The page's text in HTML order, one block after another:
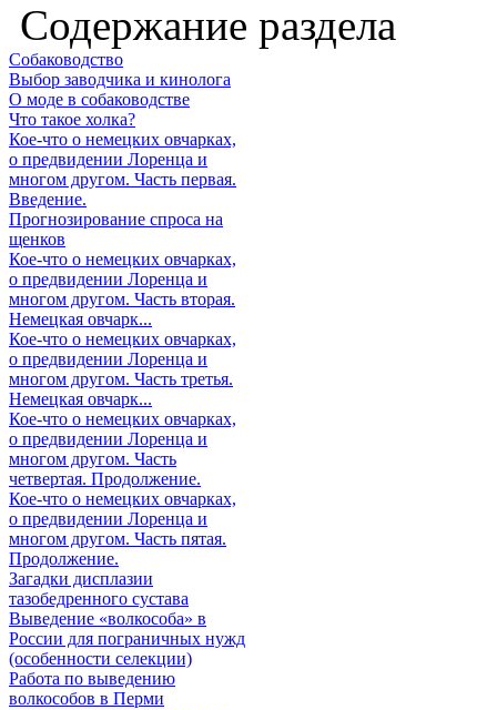
Содержание раздела
Собаководство
Выбор заводчика и кинолога
О моде в собаководстве
Что такое холка?
Кое-что о немецких овчарках,
о предвидении Лоренца и
многом другом. Часть первая.
Введение.
Прогнозирование спроса на
щенков
Кое-что о немецких овчарках,
о предвидении Лоренца и
многом другом. Часть вторая.
Немецкая овчарк...
Кое-что о немецких овчарках,
о предвидении Лоренца и
многом другом. Часть третья.
Немецкая овчарк...
Кое-что о немецких овчарках,
о предвидении Лоренца и
многом другом. Часть
четвертая. Продолжение.
Кое-что о немецких овчарках,
о предвидении Лоренца и
многом другом. Часть пятая.
Продолжение.
Загадки дисплазии
тазобедренного сустава
Выведение «волкособа» в
России для пограничных нужд
(особенности селекции)
Работа по выведению
волкособов в Перми